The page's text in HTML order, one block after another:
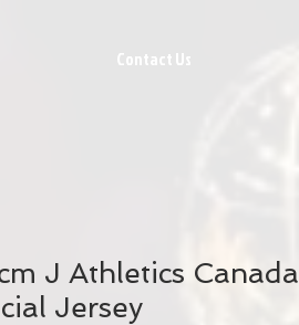
Contact Us
J Athletics Canada
Jersey